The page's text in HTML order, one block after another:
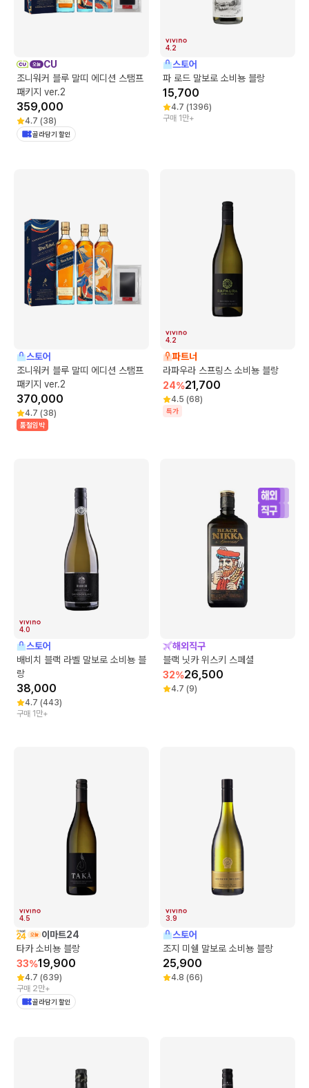
CU
조니워커 블루 말띠 에디션 스탬프
패키지 ver.2
359,000
4.7 (38)
골라담기 할인
4.2
스토어
파 로드 말보로 소비뇽 블랑
15,700
4.7 (1396)
구매 1만+
스토어
조니워커 블루 말띠 에디션 스탬프
패키지 ver.2
370,000
4.7 (38)
품절임박
4.2
파트너
라파우라 스프링스 소비뇽 블랑
24%21,700
4.5 (68)
특가
4.0
스토어
배비치 블랙 라벨 말보로 소비뇽 블
랑
38,000
4.7 (443)
구매 1만+
해외직구
블랙 닛카 위스키 스페셜
32%26,500
4.7 (9)
4.5
이마트24
타카 소비뇽 블랑
33%19,900
4.7 (639)
구매 2만+
골라담기 할인
3.9
스토어
조지 미쉘 말보로 소비뇽 블랑
25,900
4.8 (66)